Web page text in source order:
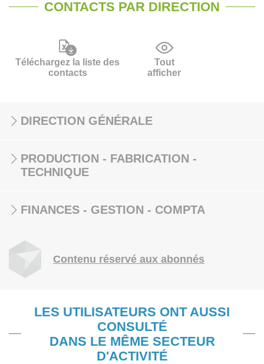
CONTACTS PAR DIRECTION
Téléchargez la liste des
contacts
Tout
afficher
DIRECTION GÉNÉRALE
PRODUCTION - FABRICATION -
TECHNIQUE
FINANCES - GESTION - COMPTA
Contenu réservé aux abonnés
LES UTILISATEURS ONT AUSSI
CONSULTÉ
DANS LE MÊME SECTEUR
D'ACTIVITÉ